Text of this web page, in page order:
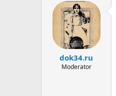
dok34.ru
Moderator